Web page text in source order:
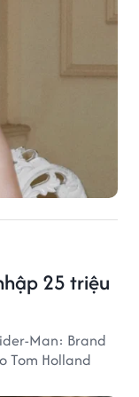
25 triệu
Man: Brand
Tom Holland